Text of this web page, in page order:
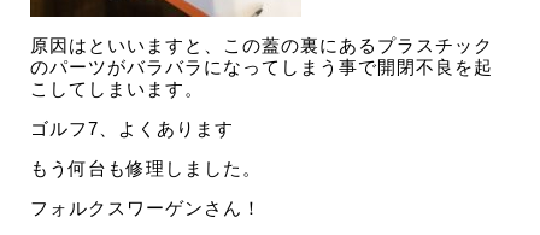
原因はといいますと、この蓋の裏にあるプラスチック
のパーツがバラバラになってしまう事で開閉不良を起
こしてしまいます。
ゴルフ7、よくあります
もう何台も修理しました。
フォルクスワーゲンさん！